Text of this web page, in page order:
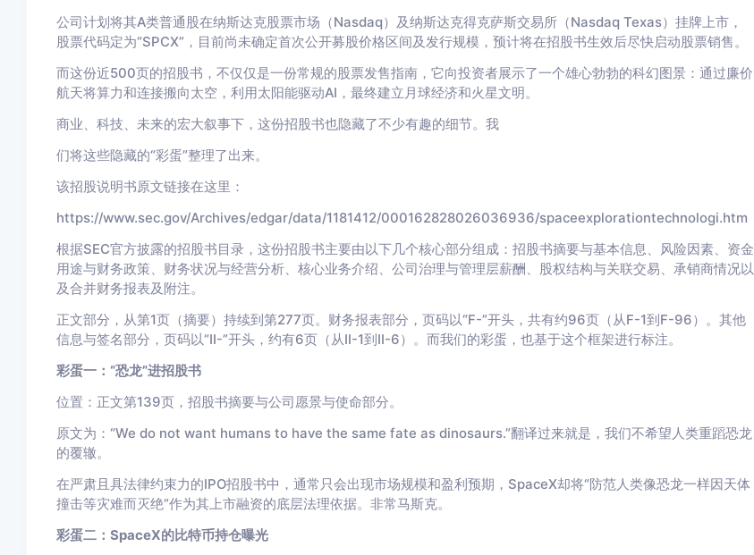
公司计划将其A类普通股在纳斯达克股票市场（Nasdaq）及纳斯达克得克萨斯交易所（Nasdaq Texas）挂牌上市，
股票代码定为“SPCX”，目前尚未确定首次公开募股价格区间及发行规模，预计将在招股书生效后尽快启动股票销售。
而这份近500页的招股书，不仅仅是一份常规的股票发售指南，它向投资者展示了一个雄心勃勃的科幻图景：通过廉价
航天将算力和连接搬向太空，利用太阳能驱动AI，最终建立月球经济和火星文明。
商业、科技、未来的宏大叙事下，这份招股书也隐藏了不少有趣的细节。我
们将这些隐藏的“彩蛋”整理了出来。
该招股说明书原文链接在这里：
https://www.sec.gov/Archives/edgar/data/1181412/000162828026036936/spaceexplorationtechnologi.htm
根据SEC官方披露的招股书目录，这份招股书主要由以下几个核心部分组成：招股书摘要与基本信息、风险因素、资金
用途与财务政策、财务状况与经营分析、核心业务介绍、公司治理与管理层薪酬、股权结构与关联交易、承销商情况以
及合并财务报表及附注。
正文部分，从第1页（摘要）持续到第277页。财务报表部分，页码以“F-”开头，共有约96页（从F-1到F-96）。其他
信息与签名部分，页码以“II-”开头，约有6页（从II-1到II-6）。而我们的彩蛋，也基于这个框架进行标注。
彩蛋一：“恐龙”进招股书
位置：正文第139页，招股书摘要与公司愿景与使命部分。
原文为：“We do not want humans to have the same fate as dinosaurs.”翻译过来就是，我们不希望人类重蹈恐龙
的覆辙。
在严肃且具法律约束力的IPO招股书中，通常只会出现市场规模和盈利预期，SpaceX却将“防范人类像恐龙一样因天体
撞击等灾难而灭绝”作为其上市融资的底层法理依据。非常马斯克。
彩蛋二：SpaceX的比特币持仓曝光